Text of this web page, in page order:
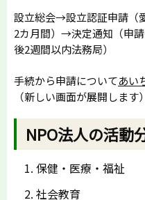
設立総会→設立認証申請（
2カ月間）→決定通知（申
後2週間以内法務局）
手続から申請についてあい
（新しい画面が展開します
NPO法人の活動
保健・医療・福祉
社会教育